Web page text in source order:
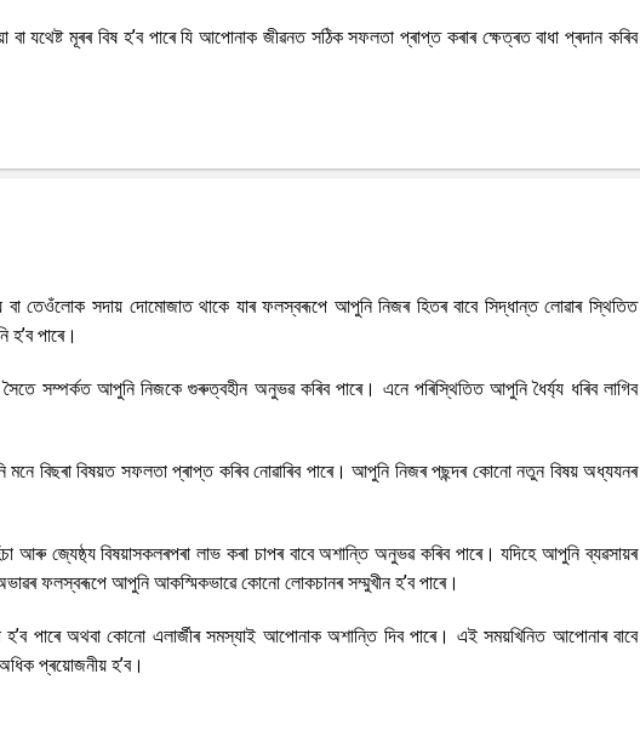
যথেষ্ট মূৰৰ বিষ হ’ব পাৰে যি আপোনাক জীৱনত সঠিক সফলতা প্ৰাপ্ত কৰাৰ ক্ষেত্ৰত বাধা প্ৰদান কৰিব
বা তেওঁলোক সদায় দোমোজাত থাকে যাৰ ফলস্বৰূপে আপুনি নিজৰ হিতৰ বাবে সিদ্ধান্ত লোৱাৰ স্থিতিত
পাৰে।
সম্পৰ্কত আপুনি নিজকে গুৰুত্বহীন অনুভৱ কৰিব পাৰে। এনে পৰিস্থিতিত আপুনি ধৈৰ্য্য ধৰিব লাগিব
মনে বিছৰা বিষয়ত সফলতা প্ৰাপ্ত কৰিব নোৱাৰিব পাৰে। আপুনি নিজৰ পছন্দৰ কোনো নতুন বিষয় অধ্যযনৰ
আৰু জ্যেষ্ঠ্য বিষয়াসকলৰপৰা লাভ কৰা চাপৰ বাবে অশান্তি অনুভৱ কৰিব পাৰে। যদিহে আপুনি ব্যৱসায়ৰ
ফলস্বৰূপে আপুনি আকস্মিকভাৱে কোনো লোকচানৰ সম্মুখীন হ’ব পাৰে।
পাৰে অথবা কোনো এলাৰ্জীৰ সমস্যাই আপোনাক অশান্তি দিব পাৰে। এই সময়খিনিত আপোনাৰ বাবে
প্ৰয়োজনীয় হ’ব।